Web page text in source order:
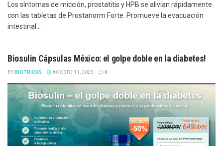
Los síntomas de micción, prostatitis y HPB se alivian rápidamente
con las tabletas de Prostanorm Forte. Promueve la evacuación
intestinal...
Biosulin Cápsulas México: el golpe doble en la diabetes!
BY BIOTRICKS AGOSTO 11, 2025 0